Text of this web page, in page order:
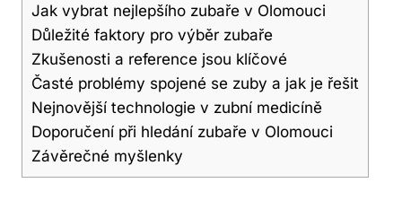
Jak vybrat nejlepšího zubaře v Olomouci
Důležité faktory pro výběr zubaře
Zkušenosti a reference jsou klíčové
Časté problémy spojené se zuby a jak je řešit
Nejnovější technologie v zubní medicíně
Doporučení při hledání zubaře v Olomouci
Závěrečné myšlenky